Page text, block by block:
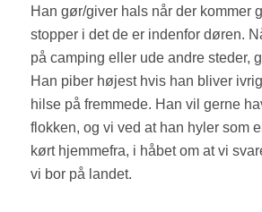
Han gør/giver hals når der kommer
stopper i det de er indenfor døren.
på camping eller ude andre steder,
Han piber højest hvis han bliver
hilse på fremmede. Han vil gerne
flokken, og vi ved at han hyler som
kørt hjemmefra, i håbet om at vi
vi bor på landet.